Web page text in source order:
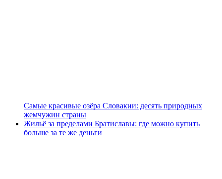
Самые красивые озёра Словакии: десять природных
жемчужин страны
Жильё за пределами Братиславы: где можно купить
больше за те же деньги